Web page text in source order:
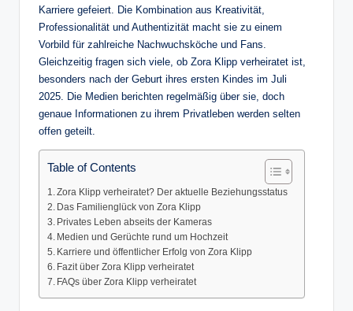
Karriere gefeiert. Die Kombination aus Kreativität,
Professionalität und Authentizität macht sie zu einem
Vorbild für zahlreiche Nachwuchsköche und Fans.
Gleichzeitig fragen sich viele, ob Zora Klipp verheiratet ist,
besonders nach der Geburt ihres ersten Kindes im Juli
2025. Die Medien berichten regelmäßig über sie, doch
genaue Informationen zu ihrem Privatleben werden selten
offen geteilt.
Table of Contents
Zora Klipp verheiratet? Der aktuelle Beziehungsstatus
Das Familienglück von Zora Klipp
Privates Leben abseits der Kameras
Medien und Gerüchte rund um Hochzeit
Karriere und öffentlicher Erfolg von Zora Klipp
Fazit über Zora Klipp verheiratet
FAQs über Zora Klipp verheiratet